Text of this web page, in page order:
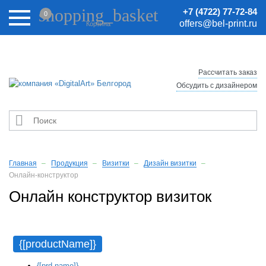
Внимание! Цены на сайте могут быть неактуальными.
Актуальные цены уточняйте у менеджеров.
+7 (4722) 77-72-84
offers@bel-print.ru
shopping_basket
Корзина
0

Рассчитать заказ
Обсудить с дизайнером
Главная Продукция Визитки
Дизайн визитки
Онлайн-конструктор
Онлайн конструктор визиток
{[productName]}